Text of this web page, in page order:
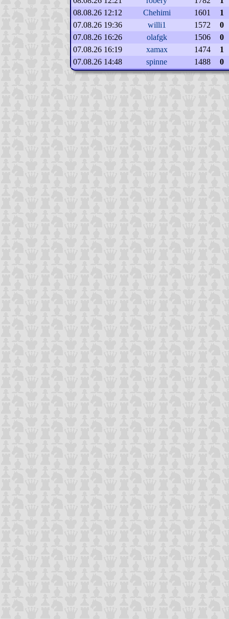
08.08.26 12:12
Chehimi 1601
1
07.08.26 19:36
willi1 1572
0
07.08.26 16:26
olafgk 1506
0
07.08.26 16:19
xamax 1474
1
07.08.26 14:48
spinne 1488 0